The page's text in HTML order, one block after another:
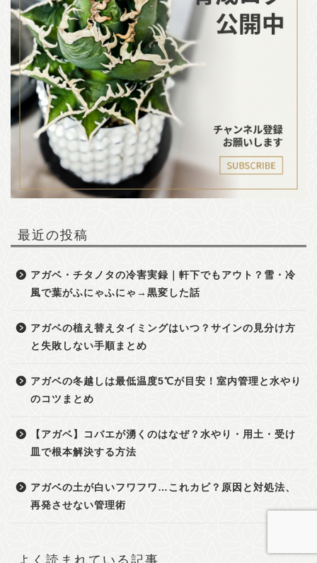
最近の投稿
アガベ・チタノタの冷害実録｜軒下でもアウト？雪・冷
風で葉がふにゃふにゃ→黒変した話
アガベの植え替えタイミングはいつ？サインの見分け方
と失敗しない手順まとめ
アガベの冬越しは最低温度5℃が目安！室内管理と水やり
のコツまとめ
【アガベ】コバエが湧くのはなぜ？水やり・用土・受け
皿で根本解決する方法
アガベの土が白いフワフワ…これカビ？原因と対処法、
再発させない管理術
よく読まれている記事